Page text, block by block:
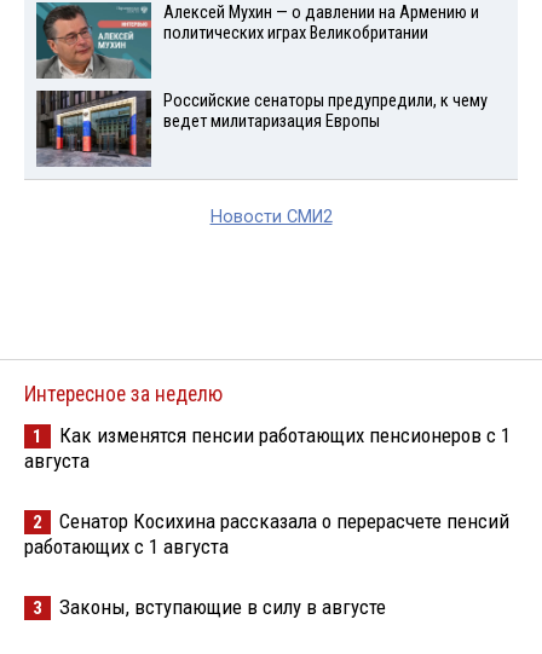
Алексей Мухин — о давлении на Армению и
политических играх Великобритании
Российские сенаторы предупредили, к чему
ведет милитаризация Европы
Новости СМИ2
Интересное за неделю
1
Как изменятся пенсии работающих пенсионеров с 1
августа
2
Сенатор Косихина рассказала о перерасчете пенсий
работающих с 1 августа
3 Законы, вступающие в силу в августе